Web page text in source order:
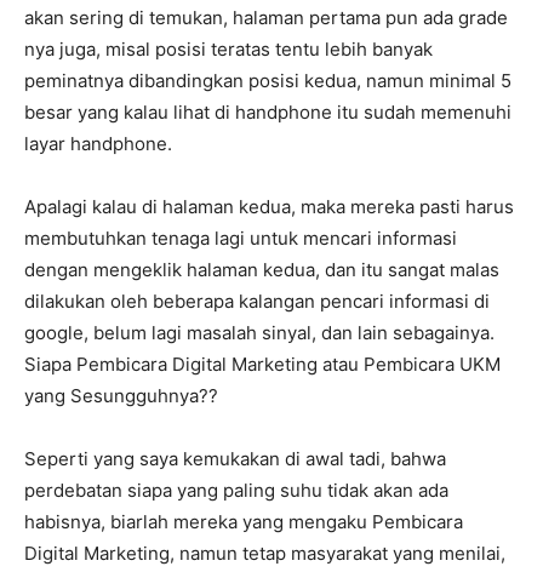
akan sering di temukan, halaman pertama pun ada grade
nya juga, misal posisi teratas tentu lebih banyak
peminatnya dibandingkan posisi kedua, namun minimal 5
besar yang kalau lihat di handphone itu sudah memenuhi
layar handphone.
Apalagi kalau di halaman kedua, maka mereka pasti harus
membutuhkan tenaga lagi untuk mencari informasi
dengan mengeklik halaman kedua, dan itu sangat malas
dilakukan oleh beberapa kalangan pencari informasi di
google, belum lagi masalah sinyal, dan lain sebagainya.
Siapa Pembicara Digital Marketing atau Pembicara UKM
yang Sesungguhnya??
Seperti yang saya kemukakan di awal tadi, bahwa
perdebatan siapa yang paling suhu tidak akan ada
habisnya, biarlah mereka yang mengaku Pembicara
Digital Marketing, namun tetap masyarakat yang menilai,